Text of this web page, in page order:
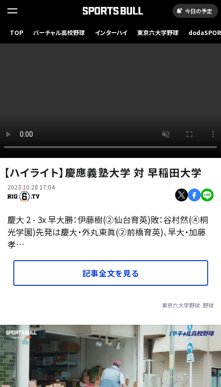
今日の予定
TOP バーチャル高校野球 インターハイ 東京六大学野球
【ハイライト】慶應義塾大学 対 早稲田大学
2023.10.28 17:04
慶大 2 - 3x 早大勝：伊藤樹(②仙台育英)敗：谷村然(④桐
光学園)先発は慶大・外丸東眞(②前橋育英)、早大・加藤
孝…
記事全文を見る
東京六大学野球 野球